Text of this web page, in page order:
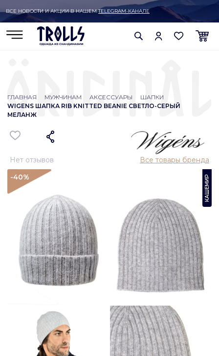
ВСЕ НОВОСТИ И АКЦИИ В НАШЕМTELEGRAM-КАНАЛЕ
ГЛАВНАЯ МУЖЧИНАМ АКСЕССУАРЫ
ШАПКИ
WIGENS ШАПКА RIB KNITTED BEANIE СВЕТЛО-СЕРЫЙ
МЕЛАНЖ
Нет отзывов
Все товары бренда
-40% КАШЕМИР